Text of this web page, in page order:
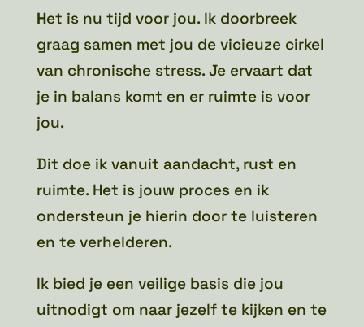
Het is nu tijd voor jou. Ik doorbreek
graag samen met jou de vicieuze cirkel
van chronische stress. Je ervaart dat
je in balans komt en er ruimte is voor
jou.
Dit doe ik vanuit aandacht, rust en
ruimte. Het is jouw proces en ik
ondersteun je hierin door te luisteren
en te verhelderen.
Ik bied je een veilige basis die jou
uitnodigt om naar jezelf te kijken en te